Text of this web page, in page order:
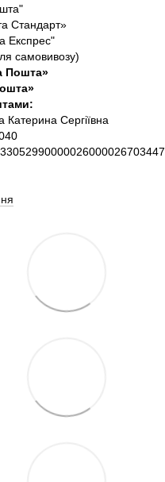
Стандарт»
Експрес"
самовивозу)
Пошта»
Сергіївна